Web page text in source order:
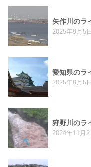
矢作川のラ
2025年9月5日
愛知県のラ
2025年9月5日
狩野川のラ
2024年11月2